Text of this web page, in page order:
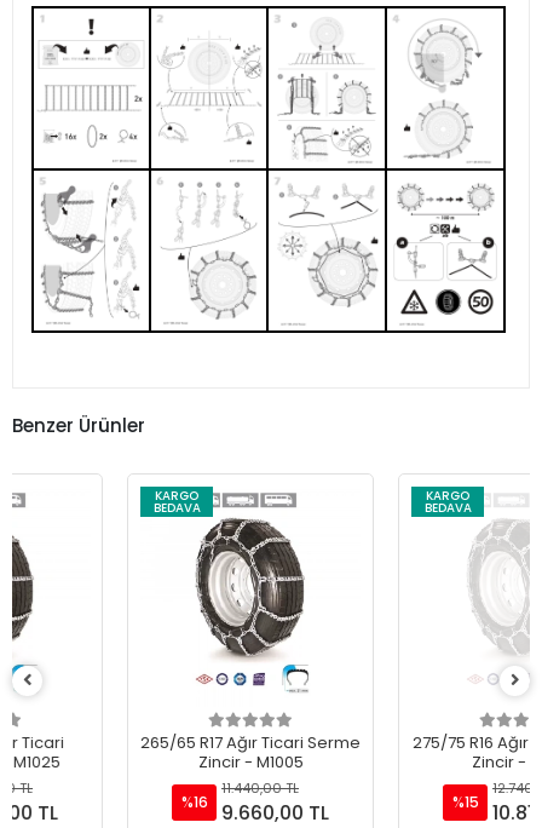
Benzer Ürünler
265/65 R17 Ağır Ticari Serme
11.440,00 TL
9.660,00 TL
275/75 R16 Ağır Ticari Serme
12.740,00 TL
10.815,00 TL